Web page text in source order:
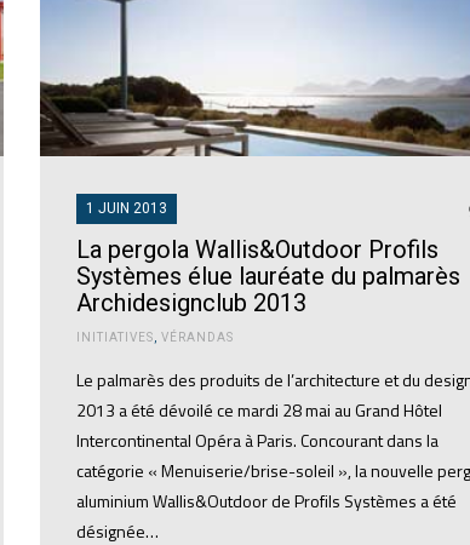
1 JUIN 2013
La pergola Wallis&Outdoor Profils
Systèmes élue lauréate du palmarès
Archidesignclub 2013
INITIATIVES VÉRANDAS
Le palmarès des produits de l’architecture et du
2013 a été dévoilé ce mardi 28 mai au Grand Hôtel
Intercontinental Opéra à Paris. Concourant dans la
catégorie « Menuiserie/brise-soleil », la nouvelle
aluminium Wallis&Outdoor de Profils Systèmes a été
désignée…